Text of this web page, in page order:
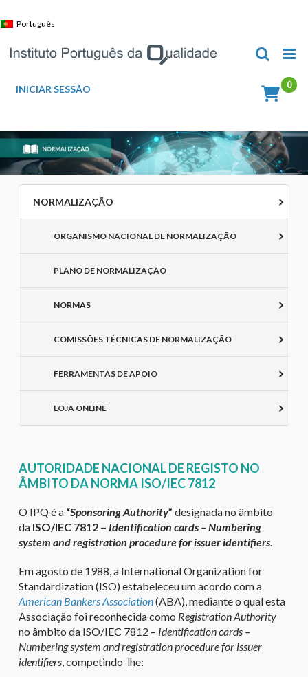
to
Português
INICIAR SESSÃO
NORMALIZAÇÃO
ORGANISMO NACIONAL DE NORMALIZAÇÃO
PLANO DE NORMALIZAÇÃO
NORMAS
COMISSÕES TÉCNICAS DE NORMALIZAÇÃO
FERRAMENTAS DE APOIO
LOJA ONLINE
AUTORIDADE NACIONAL DE REGISTO NO
ÂMBITO DA NORMA ISO/IEC 7812
O IPQ é a “Sponsoring Authority” designada no âmbito
daISO/IEC 7812 – Identification cards – Numbering
system and registration procedure for issuer identifiers.
Em agosto de 1988, a International Organization for
Standardization (ISO) estabeleceu um acordo com a
American Bankers Association(ABA), mediante o qual esta
Associação foi reconhecida como Registration Authority
no âmbito da ISO/IEC 7812 – Identification cards –
Numbering system and registration procedure for issuer
identifiers, competindo-lhe: